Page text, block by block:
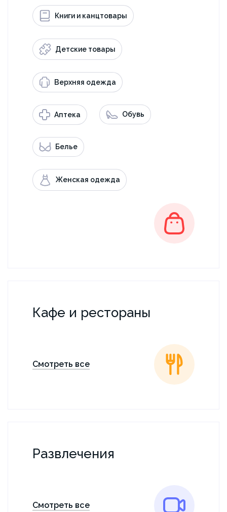
Книги и канцтовары
Детские товары
Верхняя одежда
Аптека Обувь
Белье
Женская одежда
Кафе и рестораны
Смотреть все
Развлечения
Смотреть все